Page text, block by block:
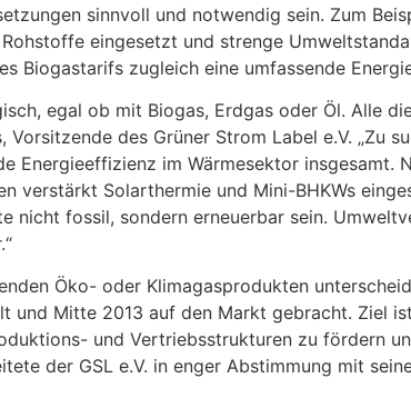
sinnvoll und notwendig sein. Zum
eingesetzt und strenge
Biogastarifs zugleich eine umfassende
egal ob mit Biogas, Erdgas oder Öl. Alle
des Grüner Strom Label e.V. „Zu
Energieeffizienz im Wärmesektor insgesamt.
verstärkt Solarthermie und Mini-BHKWs
nicht fossil, sondern erneuerbar sein.
Öko- oder Klimagasprodukten
und Mitte 2013 auf den Markt gebracht. Ziel
und Vertriebsstrukturen zu fördern
der GSL e.V. in enger Abstimmung mit